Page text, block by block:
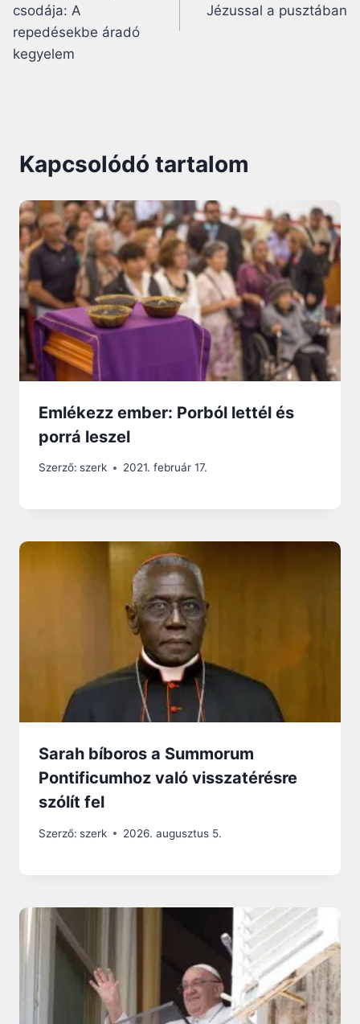
csodája: A
repedésekbe áradó
kegyelem
Jézussal a pusztában
Kapcsolódó tartalom
Emlékezz ember: Porból lettél és
porrá leszel
Szerző: szerk 2021. február 17.
Sarah bíboros a Summorum
Pontificumhoz való visszatérésre
szólít fel
Szerző: szerk 2026. augusztus 5.